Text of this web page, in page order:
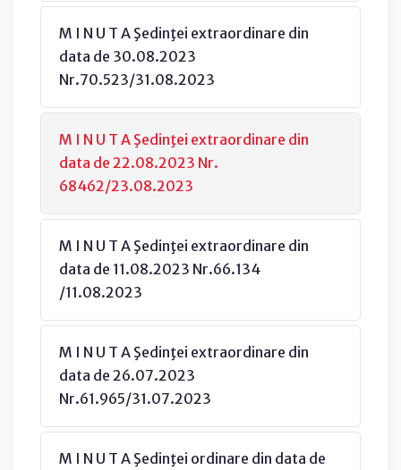
M I N U T A Şedinţei extraordinare din
data de 30.08.2023
Nr.70.523/31.08.2023
M I N U T A Şedinţei extraordinare din
data de 22.08.2023 Nr.
68462/23.08.2023
M I N U T A Şedinţei extraordinare din
data de 11.08.2023 Nr.66.134
/11.08.2023
M I N U T A Şedinţei extraordinare din
data de 26.07.2023
Nr.61.965/31.07.2023
M I N U T A Şedinţei ordinare din data de